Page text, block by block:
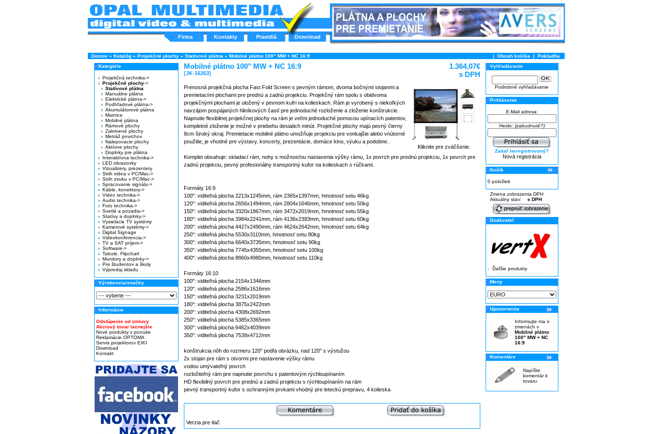
Firma Kontakty Pravidlá Download
Domov» Katalóg» Projekčné plochy» Statívové plátna » Mobilné plátno 100" MW + NC 16:9 | Obsah košíka | Pokladňa
Kategórie
Projekčná technika->
Projekčné plochy->
Statívové plátna
Manuálne plátna
Elektrické plátna->
Podhľadové plátna->
Akumulátorové plátna
Matnice
Mobilné plátna
Rámové plochy
Zakrivené plochy
Metráž povrchov
Nalepovacie plochy
Aktívne plochy
Doplnky pre plátna
Interaktívna technika->
LED obrazovky
Vizualizery, prezentery
Strih videa v PC/Mac->
Strih zvuku v PC/Mac->
Spracovanie signálu->
Káble, konektory->
Video technika->
Audio technika->
Foto technika->
Svetlá a pozadia->
Statívy a doplnky->
Vysielacie TV systémy
Kamerové systémy->
Digital Signage
Videokonferencia->
TV a SAT príjem->
Software->
Tabule, Flipchart
Monitory a doplnky->
Pre študentov a školy
Výpredaj skladu
Výrobcovia/značky
Informácie
Odstúpenie od zmluvy
Akciový tovar lacnejšie
Nové produkty v ponuke
Reklamácie OPTOMA
Servis projektorov EIKI
Download
Kontakt
Mobilné plátno 100" MW + NC 16:9
[JK-16263]
1.364,07€
s DPH
Kliknite pre zväčšenie.
Prenosná projekčná plocha Fast Fold Screen s pevným rámom, dvoma bočnými stojanmi a
premietacími plochami pre prednú a zadnú projekciu. Projekčný rám spolu s obidvoma
projekčnými plochami je uložený v pevnom kufri na kolieskach. Rám je vyrobený s niekoľkých
navzájom pospájaných hliníkových častí pre jednoduché rozloženie a zloženie konštrukcie.
Napnutie flexibilnej projekčnej plochy na rám je veľmi jednoduché pomocou upínacích patentov,
kompletné zloženie je možné v priebehu desiatich minút. Projekčné plochy majú pevný čierny
8cm široký okraj. Premietacie mobilné plátno umožňuje projekciu pre vonkajšie alebo vnútorné
použitie, je vhodné pre výstavy, koncerty, prezentácie, domáce kino, výuku a podobne..
Komplet obsahuje: skladací rám, nohy s možnosťou nastavenia výšky rámu, 1x povrch pre prednú projekciu, 1x povrch pre
zadnú projekciu, pevný profesionálny transportný kufor na kolieskach s rúčkami.
Formáty 16:9
100": viditeľná plocha 2213x1245mm, rám 2365x1397mm, hmotnosť setu 46kg
120": viditeľná plocha 2656x1494mm, rám 2804x1646mm, hmotnosť setu 50kg
150": viditeľná plocha 3320x1867mm, rám 3472x2019mm, hmotnosť setu 55kg
180": viditeľná plocha 3984x2241mm, rám 4136x2393mm, hmotnosť setu 60kg
200": viditeľná plocha 4427x2490mm, rám 4624x2642mm, hmotnosť setu 64kg
250": viditeľná plocha 5530x3110mm, hmotnosť setu 80kg
300": viditeľná plocha 6640x3735mm, hmotnosť setu 90kg
350": viditeľná plocha 7745x4355mm, hmotnosť setu 100kg
400": viditeľná plocha 8860x4980mm, hmotnosť setu 110kg
Formáty 16:10
100": viditeľná plocha 2154x1346mm
120": viditeľná plocha 2586x1616mm
150": viditeľná plocha 3231x2019mm
180": viditeľná plocha 3875x2422mm
200": viditeľná plocha 4308x2692mm
250": viditeľná plocha 5385x3365mm
300": viditeľná plocha 6462x4039mm
350": viditeľná plocha 7539x4712mm
konštrukcia nôh do rozmeru 120" podľa obrázku, nad 120" s výstužou
2x stojan pre rám s otvormi pre nastavenie výšky rámu
vodou umývateľný povrch
rozložiteľný rám pre napnutie povrchu s patentovým rýchloupínaním
HD flexibilný povrch pre prednú a zadnú projekciu s rýchloupínaním na rám
pevný transportný kufor s ochrannými prvkami vhodný pre leteckú prepravu, 4 kolieska
Verzia pre tlač
Vyhľadávanie
Podrobné vyhľadávanie
Prihlásenie
E-Mail adresa:
Heslo: (zabudnuté?)
Zatiaľ neregistrovaný?
Nová registrácia
Košík
0 položiek
Zmena zobrazenia DPH
Aktuálny stav: s DPH
Dodávateľ
- Ďaľšie produkty
Meny
Upozornenie
Informujte ma o
zmenách v
Mobilné plátno
100" MW + NC
16:9
Komentáre
Napíšte
komentár k
tovaru